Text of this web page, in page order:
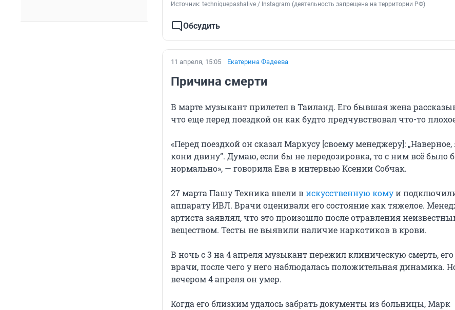
Источник: techniquepashalive / Instagram (деятельность запрещена на территории РФ)
Обсудить
11 апреля, 15:05 Екатерина Фадеева
Причина смерти
В марте музыкант прилетел в Таиланд. Его бывшая жена
что еще перед поездкой он как будто предчувствовал что-то
«Перед поездкой он сказал Маркусу [своему менеджеру]:
кони двину“. Думаю, если бы не передозировка, то с ним всё было
нормально», — говорила Ева в интервью Ксении Собчак.
27 марта Пашу Техника ввели вискусственную комуи
аппарату ИВЛ. Врачи оценивали его состояние как тяжелое.
артиста заявлял, что это произошло после отравления
веществом. Тесты не выявили наличие наркотиков в крови.
В ночь с 3 на 4 апреля музыкант пережил клиническую смерть,
врачи, после чего у него наблюдалась положительная динамика.
вечером 4 апреля он умер.
Когда его близким удалось забрать документы из больницы, Марк